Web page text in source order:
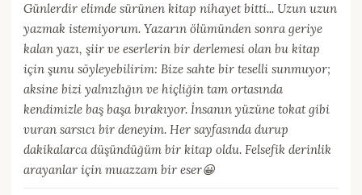
Günlerdir elimde sürünen kitap nihayet bitti... Uzun uzun
yazmak istemiyorum. Yazarın ölümünden sonra geriye
kalan yazı, şiir ve eserlerin bir derlemesi olan bu kitap
için şunu söyleyebilirim: Bize sahte bir teselli sunmuyor;
aksine bizi yalnızlığın ve hiçliğin tam ortasında
kendimizle baş başa bırakıyor. İnsanın yüzüne tokat gibi
vuran sarsıcı bir deneyim. Her sayfasında durup
dakikalarca düşündüğüm bir kitap oldu. Felsefik derinlik
arayanlar için muazzam bir eser😀